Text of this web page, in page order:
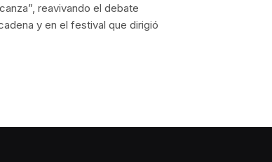
reavivando el debate
y en el festival que dirigió